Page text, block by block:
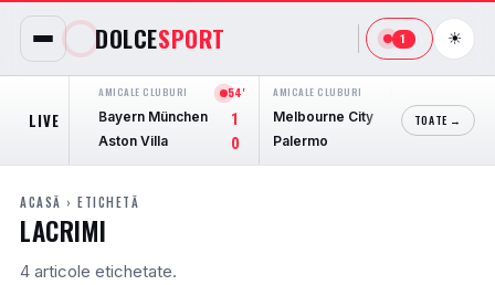
DOLCESPORT 1 ☀
LIVE
AMICALE CLUBURI
54'
Bayern München
1
Aston Villa 0
AMICALE CLUBURI
Melbourne City
0
Palermo
TOATE →
ACASĂ › ETICHETĂ
LACRIMI
4 articole etichetate.